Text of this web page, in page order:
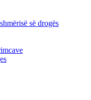
së drogës